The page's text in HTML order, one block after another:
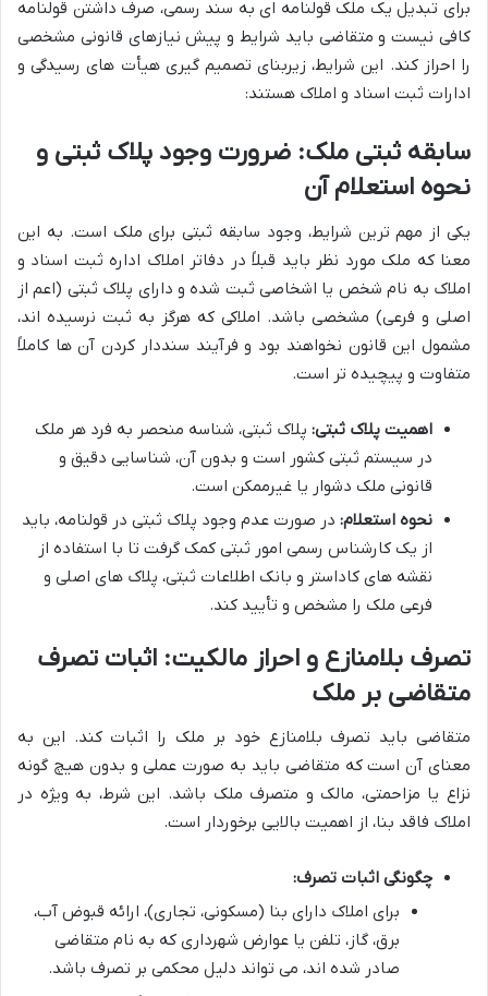
برای تبدیل یک ملک قولنامه ای به سند رسمی، صرف داشتن قولنامه
کافی نیست و متقاضی باید شرایط و پیش نیازهای قانونی مشخصی
را احراز کند. این شرایط، زیربنای تصمیم گیری هیأت های رسیدگی و
ادارات ثبت اسناد و املاک هستند:
سابقه ثبتی ملک: ضرورت وجود پلاک ثبتی و
نحوه استعلام آن
یکی از مهم ترین شرایط، وجود سابقه ثبتی برای ملک است. به این
معنا که ملک مورد نظر باید قبلاً در دفاتر املاک اداره ثبت اسناد و
املاک به نام شخص یا اشخاصی ثبت شده و دارای پلاک ثبتی (اعم از
اصلی و فرعی) مشخصی باشد. املاکی که هرگز به ثبت نرسیده اند،
مشمول این قانون نخواهند بود و فرآیند سنددار کردن آن ها کاملاً
متفاوت و پیچیده تر است.
اهمیت پلاک ثبتی: پلاک ثبتی، شناسه منحصر به فرد هر ملک
در سیستم ثبتی کشور است و بدون آن، شناسایی دقیق و
قانونی ملک دشوار یا غیرممکن است.
نحوه استعلام: در صورت عدم وجود پلاک ثبتی در قولنامه، باید
از یک کارشناس رسمی امور ثبتی کمک گرفت تا با استفاده از
نقشه های کاداستر و بانک اطلاعات ثبتی، پلاک های اصلی و
فرعی ملک را مشخص و تأیید کند.
تصرف بلامنازع و احراز مالکیت: اثبات تصرف
متقاضی بر ملک
متقاضی باید تصرف بلامنازع خود بر ملک را اثبات کند. این به
معنای آن است که متقاضی باید به صورت عملی و بدون هیچ گونه
نزاع یا مزاحمتی، مالک و متصرف ملک باشد. این شرط، به ویژه در
املاک فاقد بنا، از اهمیت بالایی برخوردار است.
چگونگی اثبات تصرف:
برای املاک دارای بنا (مسکونی، تجاری)، ارائه قبوض آب،
برق، گاز، تلفن یا عوارض شهرداری که به نام متقاضی
صادر شده اند، می تواند دلیل محکمی بر تصرف باشد.